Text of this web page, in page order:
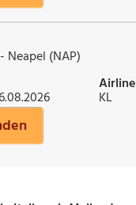
Neapel (NAP)
Airline
KL